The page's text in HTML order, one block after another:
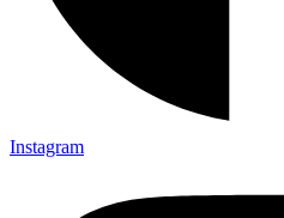
Instagram